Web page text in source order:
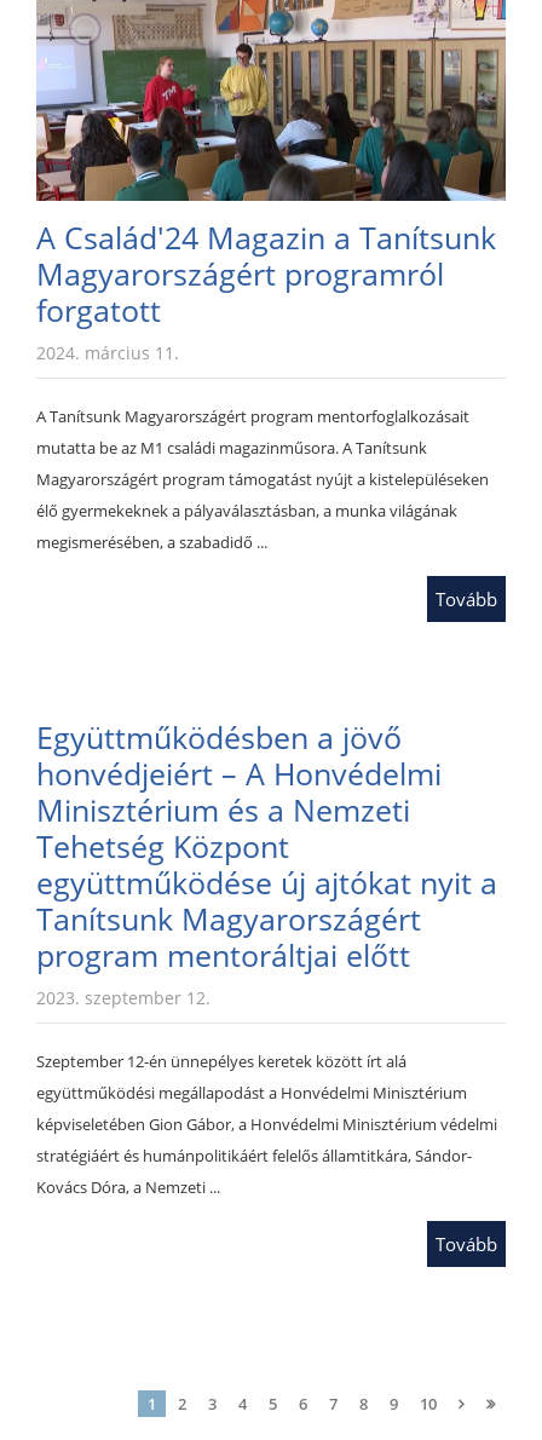
A Család'24 Magazin a Tanítsunk
Magyarországért programról
forgatott
2024. március 11.
A Tanítsunk Magyarországért program mentorfoglalkozásait
mutatta be az M1 családi magazinműsora. A Tanítsunk
Magyarországért program támogatást nyújt a kistelepüléseken
élő gyermekeknek a pályaválasztásban, a munka világának
megismerésében, a szabadidő ...
Tovább
Együttműködésben a jövő
honvédjeiért – A Honvédelmi
Minisztérium és a Nemzeti
Tehetség Központ
együttműködése új ajtókat nyit a
Tanítsunk Magyarországért
program mentoráltjai előtt
2023. szeptember 12.
Szeptember 12-én ünnepélyes keretek között írt alá
együttműködési megállapodást a Honvédelmi Minisztérium
képviseletében Gion Gábor, a Honvédelmi Minisztérium védelmi
stratégiáért és humánpolitikáért felelős államtitkára, Sándor-
Kovács Dóra, a Nemzeti ...
Tovább
1 2 3 4 5 6 7 8 9 10